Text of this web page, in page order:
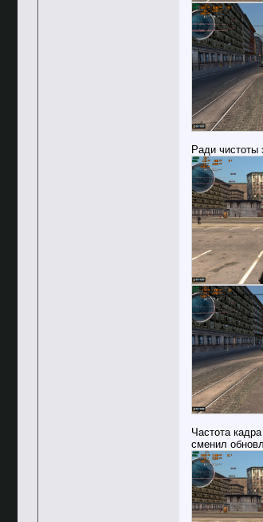
Ради чистоты
Частота
сменил